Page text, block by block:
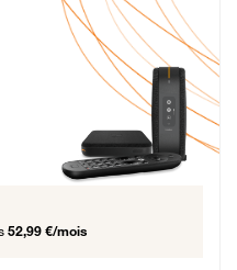
57,99 € par mois, Engagement 12 mois
52,99 €/mois